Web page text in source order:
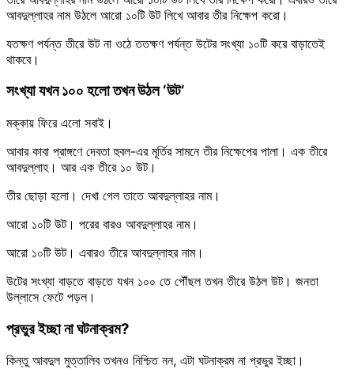
আবদুল্লাহর নাম উঠলে আরো ১০টি উট লিখে আবার তীর নিক্ষেপ করো।
যতক্ষণ পর্যন্ত তীরে উট না ওঠে ততক্ষণ পর্যন্ত উটের সংখ্যা ১০টি করে বাড়াতেই
থাকবে।
সংখ্যা যখন ১০০ হলো তখন উঠল ‘উট’
মক্কায় ফিরে এলো সবাই।
আবার কাবা প্রাঙ্গণে দেবতা হুবল-এর মূর্তির সামনে তীর নিক্ষেপের পালা। এক তীরে
আবদুল্লাহ। আর এক তীরে ১০ উট।
তীর ছোড়া হলো। দেখা গেল তাতে আবদুল্লাহর নাম।
আরো ১০টি উট। পরের বারও আবদুল্লাহর নাম।
আরো ১০টি উট। এবারও তীরে আবদুল্লাহর নাম।
উটের সংখ্যা বাড়তে বাড়তে যখন ১০০ তে পৌঁছল তখন তীরে উঠল উট। জনতা
উল্লাসে ফেটে পড়ল।
প্রভুর ইচ্ছা না ঘটনাক্রম?
কিন্তু আবদুল মুত্তালিব তখনও নিশ্চিত নন, এটা ঘটনাক্রম না প্রভুর ইচ্ছা।